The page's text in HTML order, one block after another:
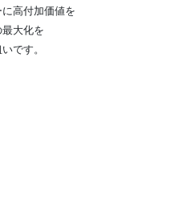
高付加価値を
大化を
です。